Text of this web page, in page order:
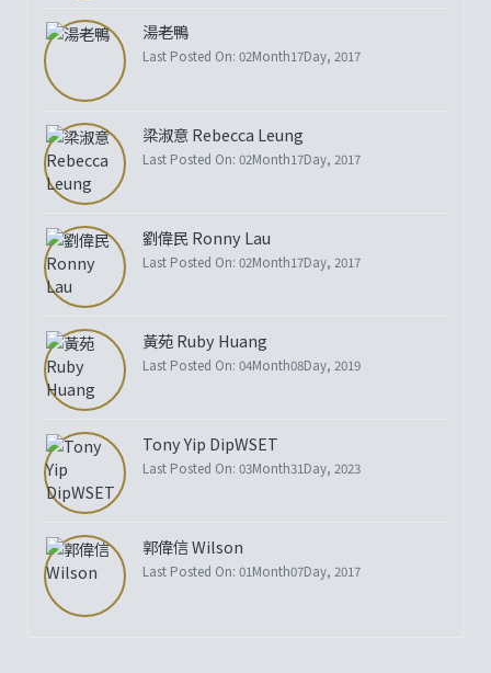
湯老鴨
Last Posted On: 02Month17Day, 2017
梁淑意 Rebecca Leung
Last Posted On: 02Month17Day, 2017
劉偉民 Ronny Lau
Last Posted On: 02Month17Day, 2017
黃苑 Ruby Huang
Last Posted On: 04Month08Day, 2019
Tony Yip DipWSET
Last Posted On: 03Month31Day, 2023
郭偉信 Wilson
Last Posted On: 01Month07Day, 2017